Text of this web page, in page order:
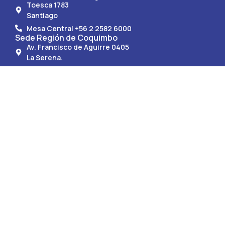
Toesca 1783
Santiago
Mesa Central +56 2 2582 6000
Sede Región de Coquimbo
Av. Francisco de Aguirre 0405
La Serena.